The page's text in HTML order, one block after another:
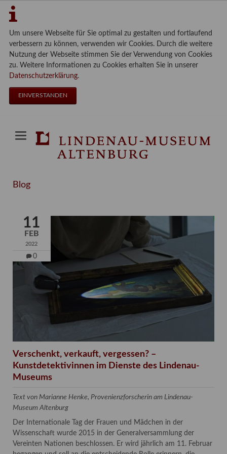
Um unsere Webseite für Sie optimal zu gestalten und fortlaufend
verbessern zu können, verwenden wir Cookies. Durch die weitere
Nutzung der Webseite stimmen Sie der Verwendung von Cookies
zu. Weitere Informationen zu Cookies erhalten Sie in unserer
Datenschutzerklärung.
EINVERSTANDEN
Blog
11
FEB
2022
0
Verschenkt, verkauft, vergessen? –
Kunstdetektivinnen im Dienste des Lindenau-
Museums
Text von Marianne Henke, Provenienzforscherin am Lindenau-
Museum Altenburg
Der Internationale Tag der Frauen und Mädchen in der
Wissenschaft wurde 2015 in der Generalversammlung der
Vereinten Nationen beschlossen. Er wird jährlich am 11. Februar